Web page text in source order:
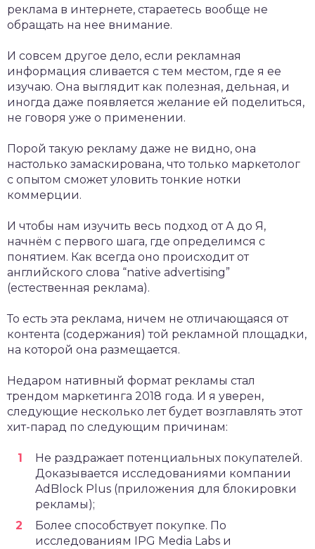
реклама в интернете, стараетесь вообще не
обращать на нее внимание.
И совсем другое дело, если рекламная
информация сливается с тем местом, где я ее
изучаю. Она выглядит как полезная, дельная, и
иногда даже появляется желание ей поделиться,
не говоря уже о применении.
Порой такую рекламу даже не видно, она
настолько замаскирована, что только маркетолог
с опытом сможет уловить тонкие нотки
коммерции.
И чтобы нам изучить весь подход от А до Я,
начнём с первого шага, где определимся с
понятием. Как всегда оно происходит от
английского слова “native advertising”
(естественная реклама).
То есть эта реклама, ничем не отличающаяся от
контента (содержания) той рекламной площадки,
на которой она размещается.
Недаром нативный формат рекламы стал
трендом маркетинга 2018 года. И я уверен,
следующие несколько лет будет возглавлять этот
хит-парад по следующим причинам:
Не раздражает потенциальных покупателей.
Доказывается исследованиями компании
AdBlock Plus (приложения для блокировки
рекламы);
Более способствует покупке. По
исследованиям IPG Media Labs и